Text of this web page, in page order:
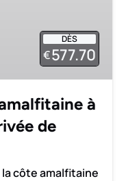
DÈS
€577.70
à
de
côte amalfitaine